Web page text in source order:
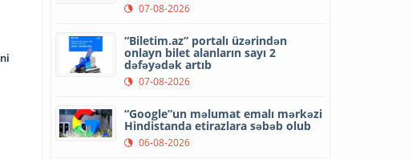
07-08-2026
“Biletim.az” portalı üzərindən
onlayn bilet alanların sayı 2
dəfəyədək artıb
07-08-2026
“Google”un məlumat emalı mərkəzi
Hindistanda etirazlara səbəb olub
06-08-2026